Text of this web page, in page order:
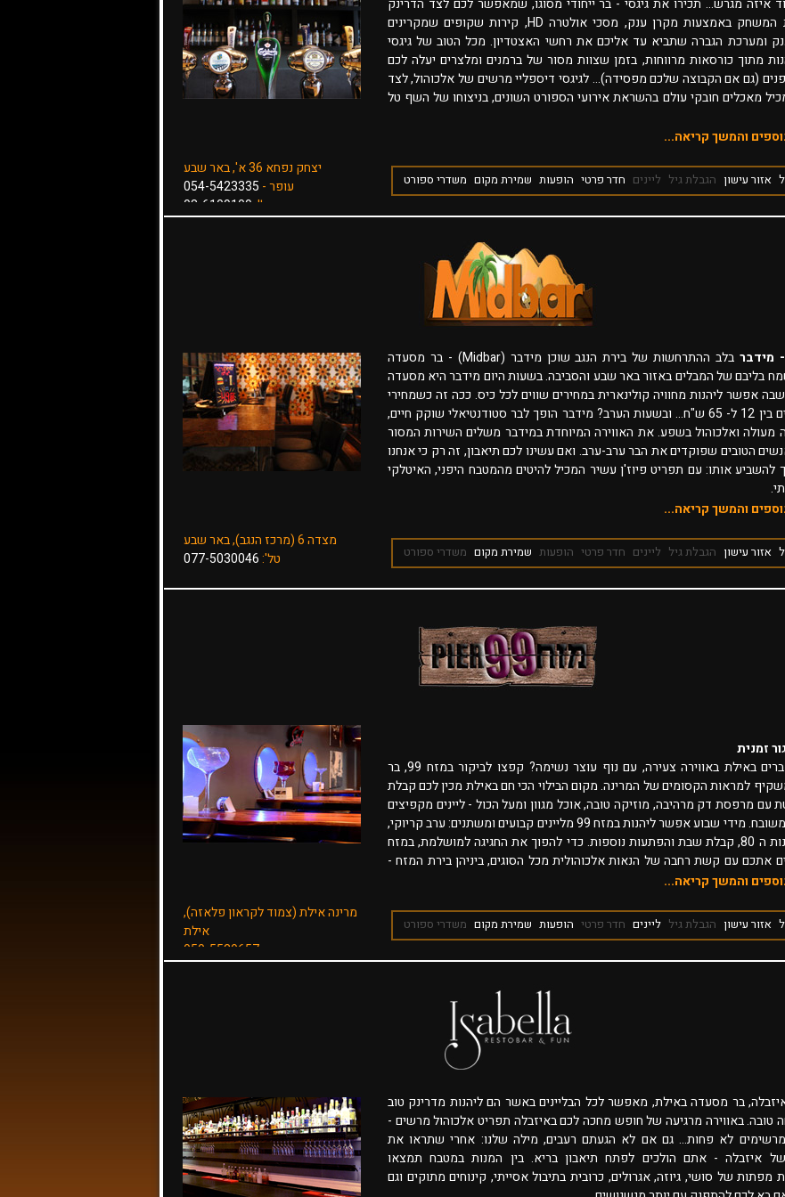
איזה מגרש... תכירו את גיגסי - בר ייחודי מסוגו, שמאפשר לכם לצד הדרינק
לחיות את המשחק באמצעות מקרן ענק, מסכי אולטרה HD, קירות שקופים שמקרינים
ומערכת הגברה שתביא עד אליכם את רחשי האצטדיון. מכל הטוב של גיגסי
מתוך כורסאות מרווחות, בזמן שצוות מסור של ברמנים ומלצרים יעלה לכם
(גם אם הקבוצה שלכם מפסידה)... לגיגסי דיספליי מרשים של אלכוהול, לצד
מאכלים חובקי עולם בהשראת אירועי הספורט השונים, בניצוחו של השף טל
והמשך קריאה...
אזור עישון הגבלת גיל ליינים חדר פרטי הופעות שמירת מקום משדרי ספורט
יצחק נפחא 36 א', באר שבע
עופר - 054-5423335
טל': 08-6109109
בלב ההתרחשות של בירת הנגב שוכן מידבר (Midbar) - בר מסעדה
בליבם של המבלים באזור באר שבע והסביבה. בשעות היום מידבר היא מסעדה
אפשר ליהנות מחוויה קולינארית במחירים שווים לכל כיס. ככה זה כשמחירי
המנות נעים בין 12 ל- 65 ש"ח... ובשעות הערב? מידבר הופך לבר סטודנטיאלי שוקק חיים,
מעולה ואלכוהול בשפע. את האווירה המיוחדת במידבר משלים השירות המסור
הטובים שפוקדים את הבר ערב-ערב. ואם עשינו לכם תיאבון, זה רק כי אנחנו
להשביע אותו: עם תפריט פיוז'ן עשיר המכיל להיטים מהמטבח היפני, האיטלקי
והמשך קריאה...
אזור עישון הגבלת גיל ליינים חדר פרטי הופעות שמירת מקום משדרי ספורט
מצדה 6 (מרכז הנגב), באר שבע
טל':077-5030046
זמנית
מחפשים ברים באילת באווירה צעירה, עם נוף עוצר נשימה? קפצו לביקור במזח 99, בר
למראות הקסומים של המרינה. מקום הבילוי הכי חם באילת מכין לכם קבלת
עם מרפסת דק מרהיבה, מוזיקה טובה, אוכל מגוון ומעל הכול - ליינים מקפיצים
ואלכוהול משובח. מידי שבוע אפשר ליהנות במזח 99 מליינים קבועים ומשתנים: ערב קריוקי,
מסיבת שנות ה 80, קבלת שבת והפתעות נוספות. כדי להפוך את החגיגה למושלמת, במזח
אתכם עם קשת רחבה של הנאות אלכוהולית מכל הסוגים, ביניהן בירת המזח -
והמשך קריאה...
אזור עישון הגבלת גיל ליינים חדר פרטי הופעות שמירת מקום משדרי ספורט
מרינה אילת (צמוד לקראון פלאזה),
אילת
050-5530657
בר מסעדה באילת, מאפשר לכל הבליינים באשר הם ליהנות מדרינק טוב
טובה. באווירה מרגיעה של חופש מחכה לכם באיזבלה תפריט אלכוהול מרשים -
מרשימים לא פחות... גם אם לא הגעתם רעבים, מילה שלנו: אחרי שתראו את
איזבלה - אתם הולכים לפתח תיאבון בריא. בין המנות במטבח תמצאו
מפתות של סושי, גיוזה, אגרולים, כרובית בתיבול אסייתי, קינוחים מתוקים וגם